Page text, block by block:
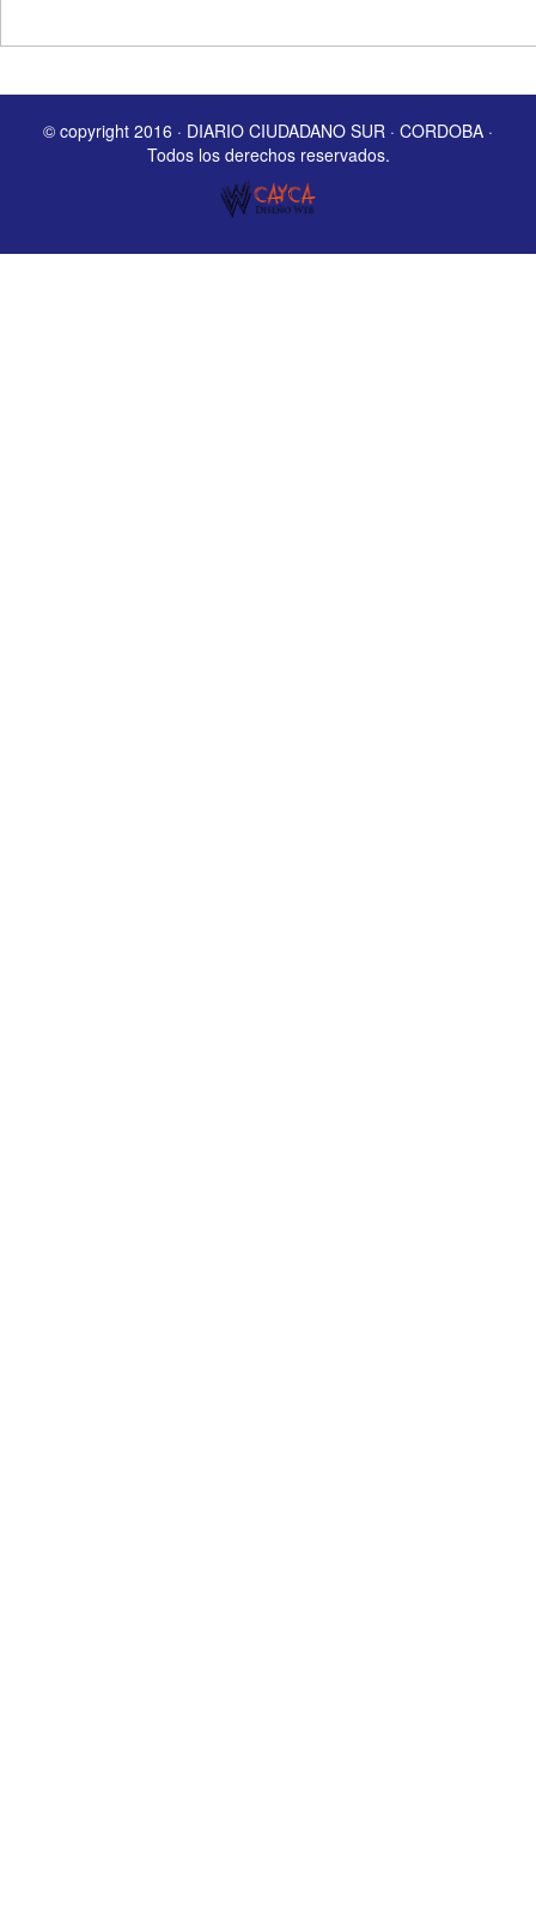
© copyright 2016 · DIARIO CIUDADANO SUR · CORDOBA ·
Todos los derechos reservados.